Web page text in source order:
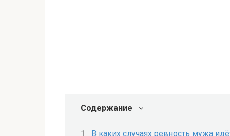
Содержание
В каких случаях ревность мужа